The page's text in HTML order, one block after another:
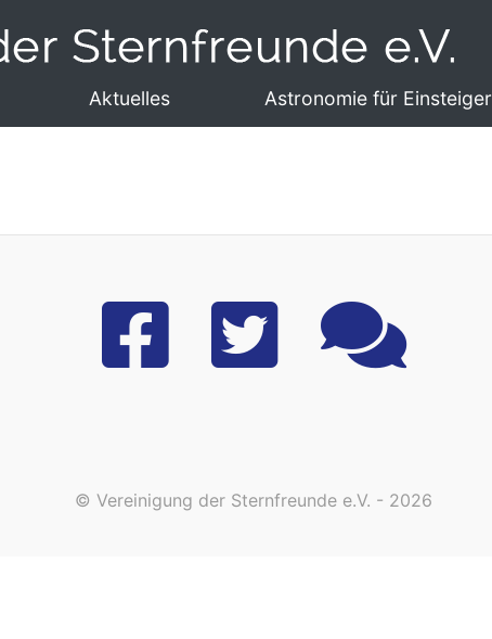
Aktuelles Astronomie für Einsteiger
© Vereinigung der Sternfreunde e.V. - 2026